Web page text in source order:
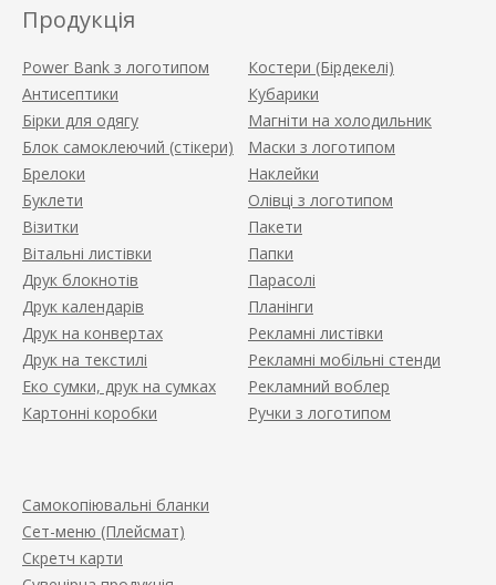
Продукція
Power Bank з логотипом
Антисептики
Бірки для одягу
Блок самоклеючий (стікери)
Брелоки
Буклети
Візитки
Вітальні листівки
Друк блокнотів
Друк календарів
Друк на конвертах
Друк на текстилі
Еко сумки, друк на сумках
Картонні коробки
Костери (Бірдекелі)
Кубарики
Магніти на холодильник
Маски з логотипом
Наклейки
Олівці з логотипом
Пакети
Папки
Парасолі
Планінги
Рекламні листівки
Рекламні мобільні стенди
Рекламний воблер
Ручки з логотипом
Самокопіювальні бланки
Сет-меню (Плейсмат)
Скретч карти